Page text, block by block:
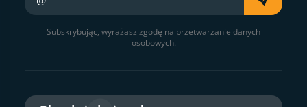
Subskrybując, wyrażasz zgodę na przetwarzanie danych
osobowych.